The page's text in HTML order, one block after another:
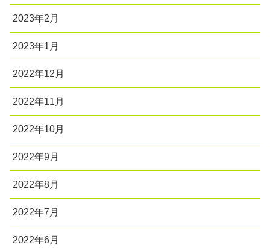
2023年2月
2023年1月
2022年12月
2022年11月
2022年10月
2022年9月
2022年8月
2022年7月
2022年6月